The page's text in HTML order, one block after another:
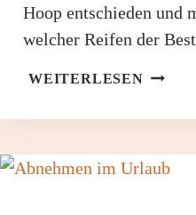
Hoop entschieden und
welcher Reifen der
WEITERLESENHULA